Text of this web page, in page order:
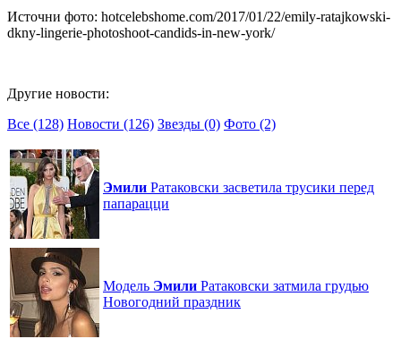
Источни фото: hotcelebshome.com/2017/01/22/emily-ratajkowski-
dkny-lingerie-photoshoot-candids-in-new-york/
Другие новости:
Все (128) Новости (126) Звезды (0) Фото (2)
Эмили Ратаковски засветила трусики перед
папарацци
Модель Эмили Ратаковски затмила грудью
Новогодний праздник